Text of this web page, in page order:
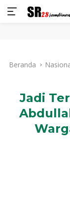
kontenBeranda
Jadi